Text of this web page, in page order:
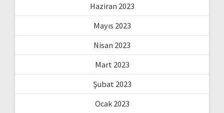
Haziran 2023
Mayıs 2023
Nisan 2023
Mart 2023
Şubat 2023
Ocak 2023